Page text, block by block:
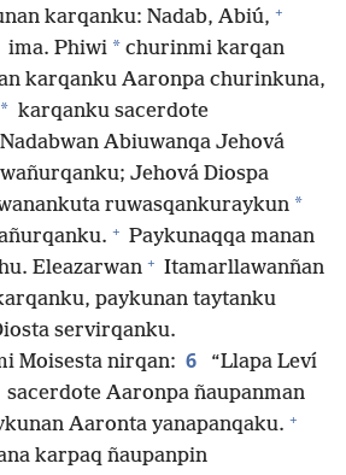
karqanku: Nadab, Abiú, +
ima. Phiwi * churinmi karqan
karqanku Aaronpa churinkuna,
* karqanku sacerdote
Nadabwan Abiuwanqa Jehová
Jehová Diospa
ruwasqankuraykun *
+ Paykunaqqa manan
Eleazarwan + Itamarllawanñan
paykunan taytanku
servirqanku.
Moisesta nirqan: 6
“Llapa Leví
sacerdote Aaronpa ñaupanman
Aaronta yanapanqaku. +
karpaq ñaupanpin